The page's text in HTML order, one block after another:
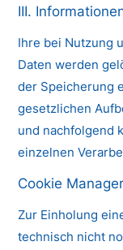
III.
Ihre bei Nutzung
Daten werden
der Speicherung
gesetzlichen
und nachfolgend
einzelnen
Cookie Manager
Zur Einholung
technisch nicht